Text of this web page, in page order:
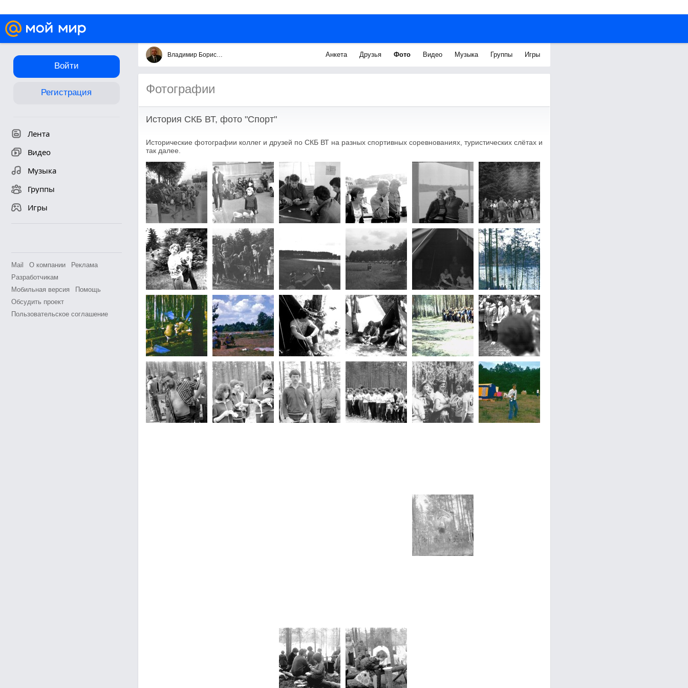
Войти
Регистрация
Лента
Видео
Музыка
Группы
Игры
Mail О компании
Реклама
Разработчикам
Мобильная версия
Помощь
Обсудить проект
Пользовательское соглашение
Владимир Борисович Савинов Анкета Друзья Фото Видео Музыка Группы Игры
Фотографии
История СКБ ВТ, фото "Спорт"
Исторические фотографии коллег и друзей по СКБ ВТ на разных спортивных соревнованиях, туристических слётах и
так далее.